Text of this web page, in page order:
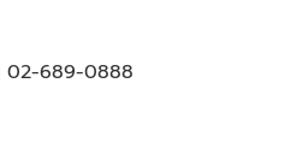
02-689-0888